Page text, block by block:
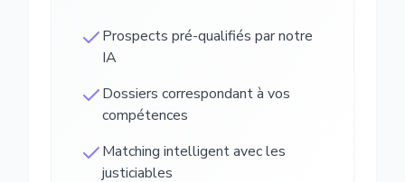
Prospects pré-qualifiés par notre
IA
Dossiers correspondant à vos
compétences
Matching intelligent avec les
justiciables